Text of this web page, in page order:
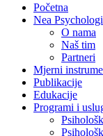
Početna
Nea
O nama
Naš tim
Partneri
Mjerni
Publikacije
Edukacije
Programi i